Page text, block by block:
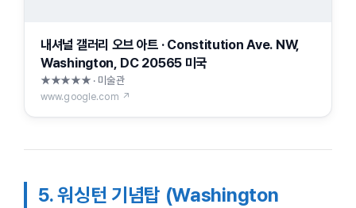
내셔널 갤러리 오브 아트 · Constitution Ave. NW,
Washington, DC 20565 미국
★★★★★ · 미술관
www.google.com ↗
5. 워싱턴 기념탑 (Washington